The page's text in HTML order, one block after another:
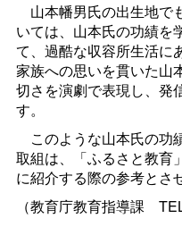
山本幡男氏の出生地で
いては、山本氏の功績を
て、過酷な収容所生活に
家族への思いを貫いた山
切さを演劇で表現し、発
す。
このような山本氏の功
取組は、「ふるさと教育
に紹介する際の参考とさ
（教育庁教育指導課